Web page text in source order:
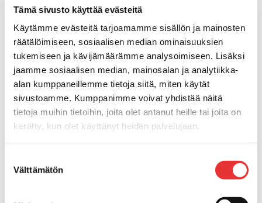
Tämä sivusto käyttää evästeitä
Käytämme evästeitä tarjoamamme sisällön ja mainosten
räätälöimiseen, sosiaalisen median ominaisuuksien
tukemiseen ja kävijämäärämme analysoimiseen. Lisäksi
jaamme sosiaalisen median, mainosalan ja analytiikka-
alan kumppaneillemme tietoja siitä, miten käytät
sivustoamme. Kumppanimme voivat yhdistää näitä
tietoja muihin tietoihin, joita olet antanut heille tai joita on
kerätty, kun olet käyttänyt heidän palvelujaan.
valinta
Välttämätön
Törmäyslista
Kansikate
Reuna- ja ikkunalistat
Alumiinilistat
Kävelysillat ja Taavetit
Kiinnitysvarret
SUP-laudan telineet
Kuljetusrampit
Askelmat